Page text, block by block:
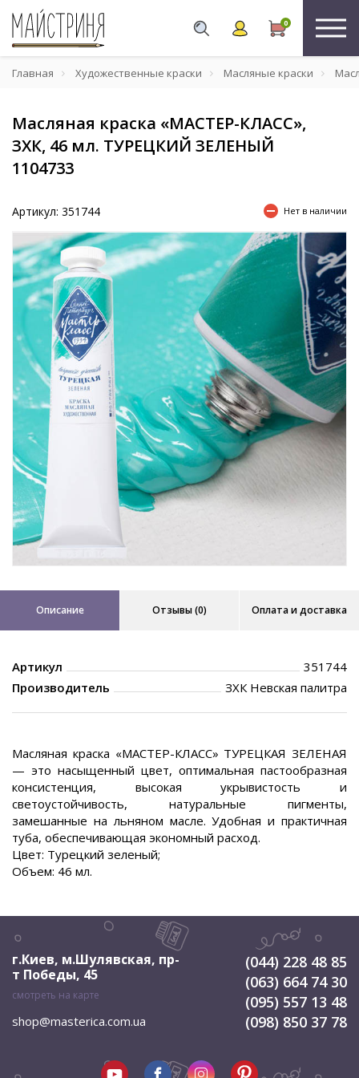
0
Главная Художественные краски Масляные краски
Масляная краска «МАСТЕР-КЛАСС»,
ЗХК, 46 мл. ТУРЕЦКИЙ ЗЕЛЕНЫЙ
1104733
Артикул: 351744 Нет в наличии
Описание Отзывы (0) Оплата и доставка
Артикул
351744
Производитель
ЗХК Невская палитра
Масляная краска «МАСТЕР-КЛАСС» ТУРЕЦКАЯ ЗЕЛЕНАЯ
— это насыщенный цвет, оптимальная пастообразная
консистенция, высокая укрывистость и
светоустойчивость, натуральные пигменты,
замешанные на льняном масле. Удобная и практичная
туба, обеспечивающая экономный расход.
Цвет: Турецкий зеленый;
Объем: 46 мл.
г.Киев, м.Шулявская, пр-
т Победы, 45
смотреть на карте
shop@masterica.com.ua
(044) 228 48 85
(063) 664 74 30
(095) 557 13 48
(098) 850 37 78